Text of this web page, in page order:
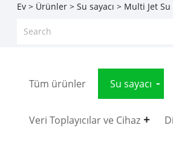
Ev > Ürünler> Su sayacı > Multi Jet Su
Tüm ürünler Su sayacı
Veri Toplayıcılar ve Cihaz